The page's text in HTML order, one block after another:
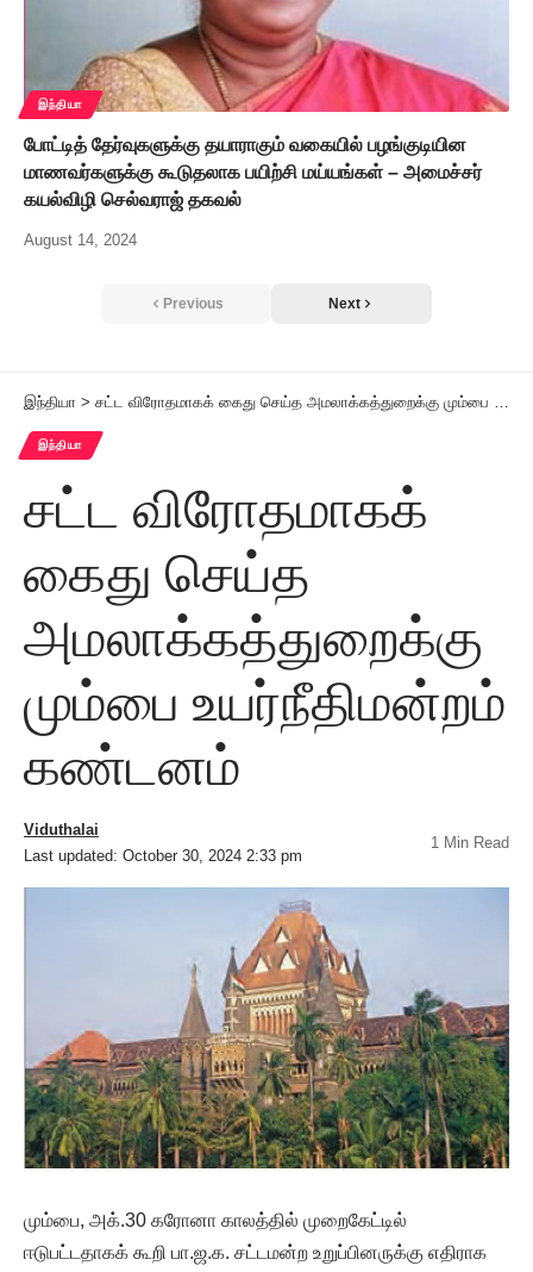
இந்தியா
போட்டித் தேர்வுகளுக்கு தயாராகும் வகையில் பழங்குடியின
மாணவர்களுக்கு கூடுதலாக பயிற்சி மய்யங்கள் – அமைச்சர்
கயல்விழி செல்வராஜ் தகவல்
August 14, 2024
Previous Next
இந்தியா > சட்ட விரோதமாகக் கைது செய்த அமலாக்கத்துறைக்கு மும்பை உயர்நீதிமன்றம் கண்டனம்
இந்தியா
சட்ட விரோதமாகக்
கைது செய்த
அமலாக்கத்துறைக்கு
மும்பை உயர்நீதிமன்றம்
கண்டனம்
Last updated: October 30, 2024 2:33 pm
Viduthalai
1 Min Read
மும்பை, அக்.30 கரோனா காலத்தில் முறைகேட்டில்
ஈடுபட்டதாகக் கூறி பா.ஜ.க. சட்டமன்ற உறுப்பினருக்கு எதிராக